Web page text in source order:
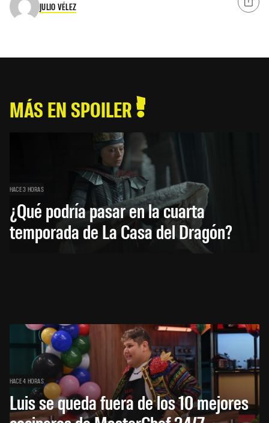
JULIO VÉLEZ
MÁS EN SPOILER
HACE 3 HORAS
¿Qué podría pasar en la cuarta
temporada de La Casa del Dragón?
HACE 4 HORAS
Luis se queda fuera de los 10 mejores